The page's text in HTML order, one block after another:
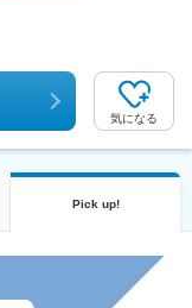
気になる
Pick up!